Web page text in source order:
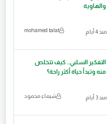
والهاوية
منذ 4 أيام mohamed talat
التفكير السلبي.. كيف تتخلص
منه وتبدأ حياة أكثر راحة؟
منذ 3 أيام شيماء محمود